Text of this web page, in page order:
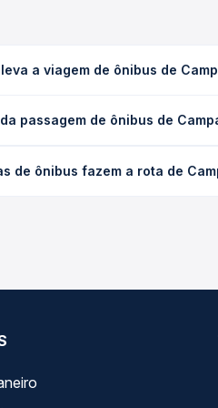
a viagem de ônibus de
e as condições de tráfego. Na
passagem de ônibus de
da compra. Na Quero
de ônibus fazem a rota de